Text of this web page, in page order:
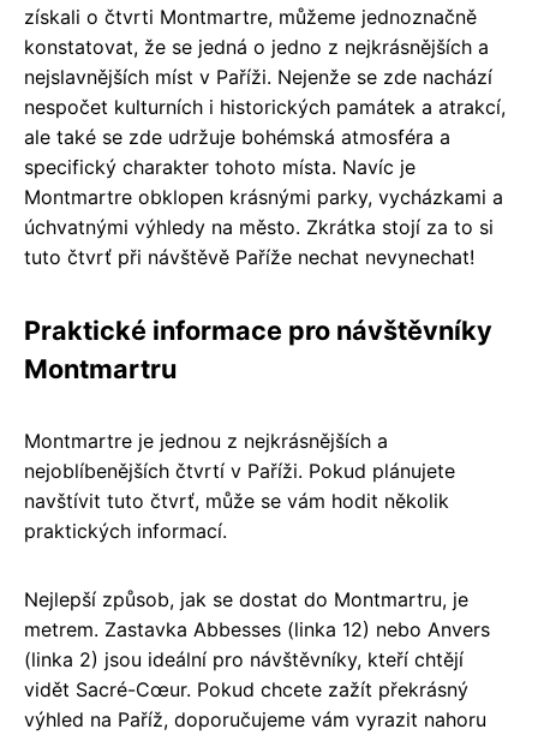
získali o čtvrti Montmartre, můžeme jednoznačně
konstatovat, že se jedná o jedno z nejkrásnějších a
nejslavnějších míst v Paříži. Nejenže se zde nachází
nespočet kulturních i historických památek a atrakcí,
ale také se zde udržuje bohémská atmosféra a
specifický charakter tohoto místa. Navíc je
Montmartre obklopen krásnými parky, vycházkami a
úchvatnými výhledy na město. Zkrátka stojí za to si
tuto čtvrť při návštěvě Paříže nechat nevynechat!
Praktické informace pro návštěvníky
Montmartru
Montmartre je jednou z nejkrásnějších a
nejoblíbenějších čtvrtí v Paříži. Pokud plánujete
navštívit tuto čtvrť, může se vám hodit několik
praktických informací.
Nejlepší způsob, jak se dostat do Montmartru, je
metrem. Zastavka Abbesses (linka 12) nebo Anvers
(linka 2) jsou ideální pro návštěvníky, kteří chtějí
vidět Sacré-Cœur. Pokud chcete zažít překrásný
výhled na Paříž, doporučujeme vám vyrazit nahoru